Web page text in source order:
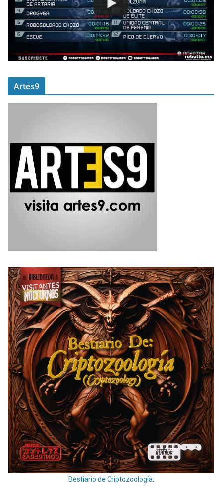
Artes9
Bestiario de Criptozoología.